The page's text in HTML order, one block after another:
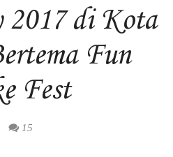
di Kota
Fun
Fest
15